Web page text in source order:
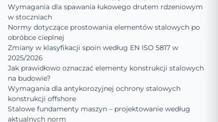
Wymagania dla spawania łukowego drutem rdzeniowym
w stoczniach
Normy dotyczące prostowania elementów stalowych po
obróbce cieplnej
Zmiany w klasyfikacji spoin według EN ISO 5817 w
2025/2026
Jak prawidłowo oznaczać elementy konstrukcji stalowych
na budowie?
Wymagania dla antykorozyjnej ochrony stalowych
konstrukcji offshore
Stalowe fundamenty maszyn – projektowanie według
aktualnych norm